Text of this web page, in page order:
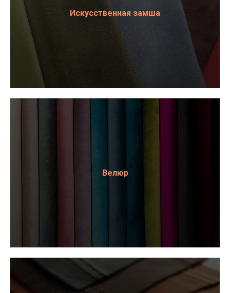
Искусственная замша
Велюр